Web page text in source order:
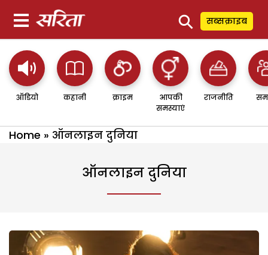
⚲ सब्सक्राइब
ऑडियो कहानी क्राइम
आपकी
समस्याएं
राजनीति
Home » ऑनलाइन दुनिया
ऑनलाइन दुनिया